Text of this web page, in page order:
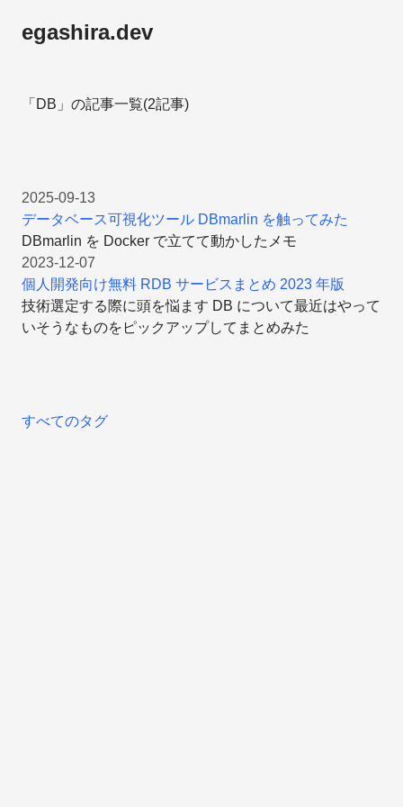
egashira.dev
「DB」の記事一覧(2記事)
2025-09-13
データベース可視化ツール DBmarlin を触ってみた
DBmarlin を Docker で立てて動かしたメモ
2023-12-07
個人開発向け無料 RDB サービスまとめ 2023 年版
技術選定する際に頭を悩ます DB について最近はやって
いそうなものをピックアップしてまとめみた
すべてのタグ